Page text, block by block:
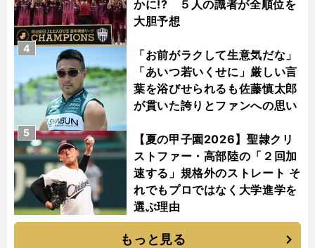
かに!? ５人の識者が全順位を
大胆予想
「お前がラクして生意気だな」
「あいつ若いくせに」厳しい言
葉を浴びせられるも佐藤慎太郎
が貫いた誇りとファンへの思い
4
【夏の甲子園2026】聖隷クリ
ストファー・高部陸の「２回加
速する」規格外のストレート そ
れでもプロではなく大学進学を
選ぶ理由
5
もっと見る